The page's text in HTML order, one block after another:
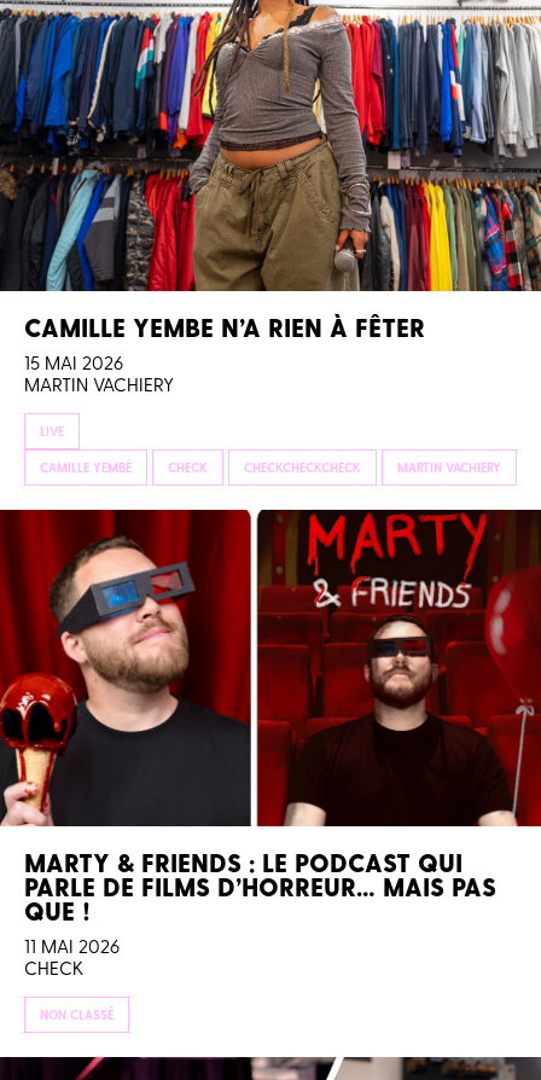
CAMILLE YEMBE N’A RIEN À FÊTER
15 MAI 2026
MARTIN VACHIERY
LIVE
CAMILLE YEMBÉ CHECK CHECKCHECKCHECK MARTIN VACHIERY
MARTY & FRIENDS : LE PODCAST QUI
PARLE DE FILMS D’HORREUR… MAIS PAS
QUE !
11 MAI 2026
CHECK
NON CLASSÉ